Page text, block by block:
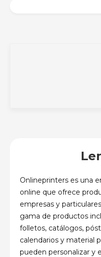
Onlineprinters es una
online que ofrece
empresas y
gama de productos
folletos, catálogos,
calendarios y material
pueden personalizar y